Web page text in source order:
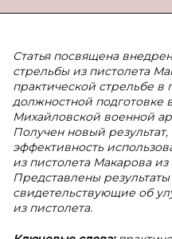
Статья посвящена
стрельбы из пистолета
практической стрельбе в
должностной подготовке
Михайловской военной
Получен новый
эффективность
из пистолета Макарова
Представлены
свидетельствующие об
из пистолета.